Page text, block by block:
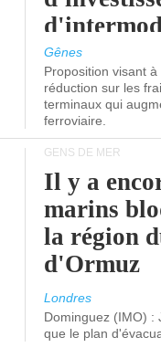
l'attention
politiciens.
Gênes
Proposition visant
réduction sur les
terminaux qui
ferroviaire.
GENS DE MER
Il y a
marins
la région
d'Ormuz
Londres
Dominguez (IMO) :
que le plan